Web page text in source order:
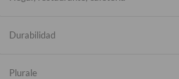
Durabilidad
Plurale